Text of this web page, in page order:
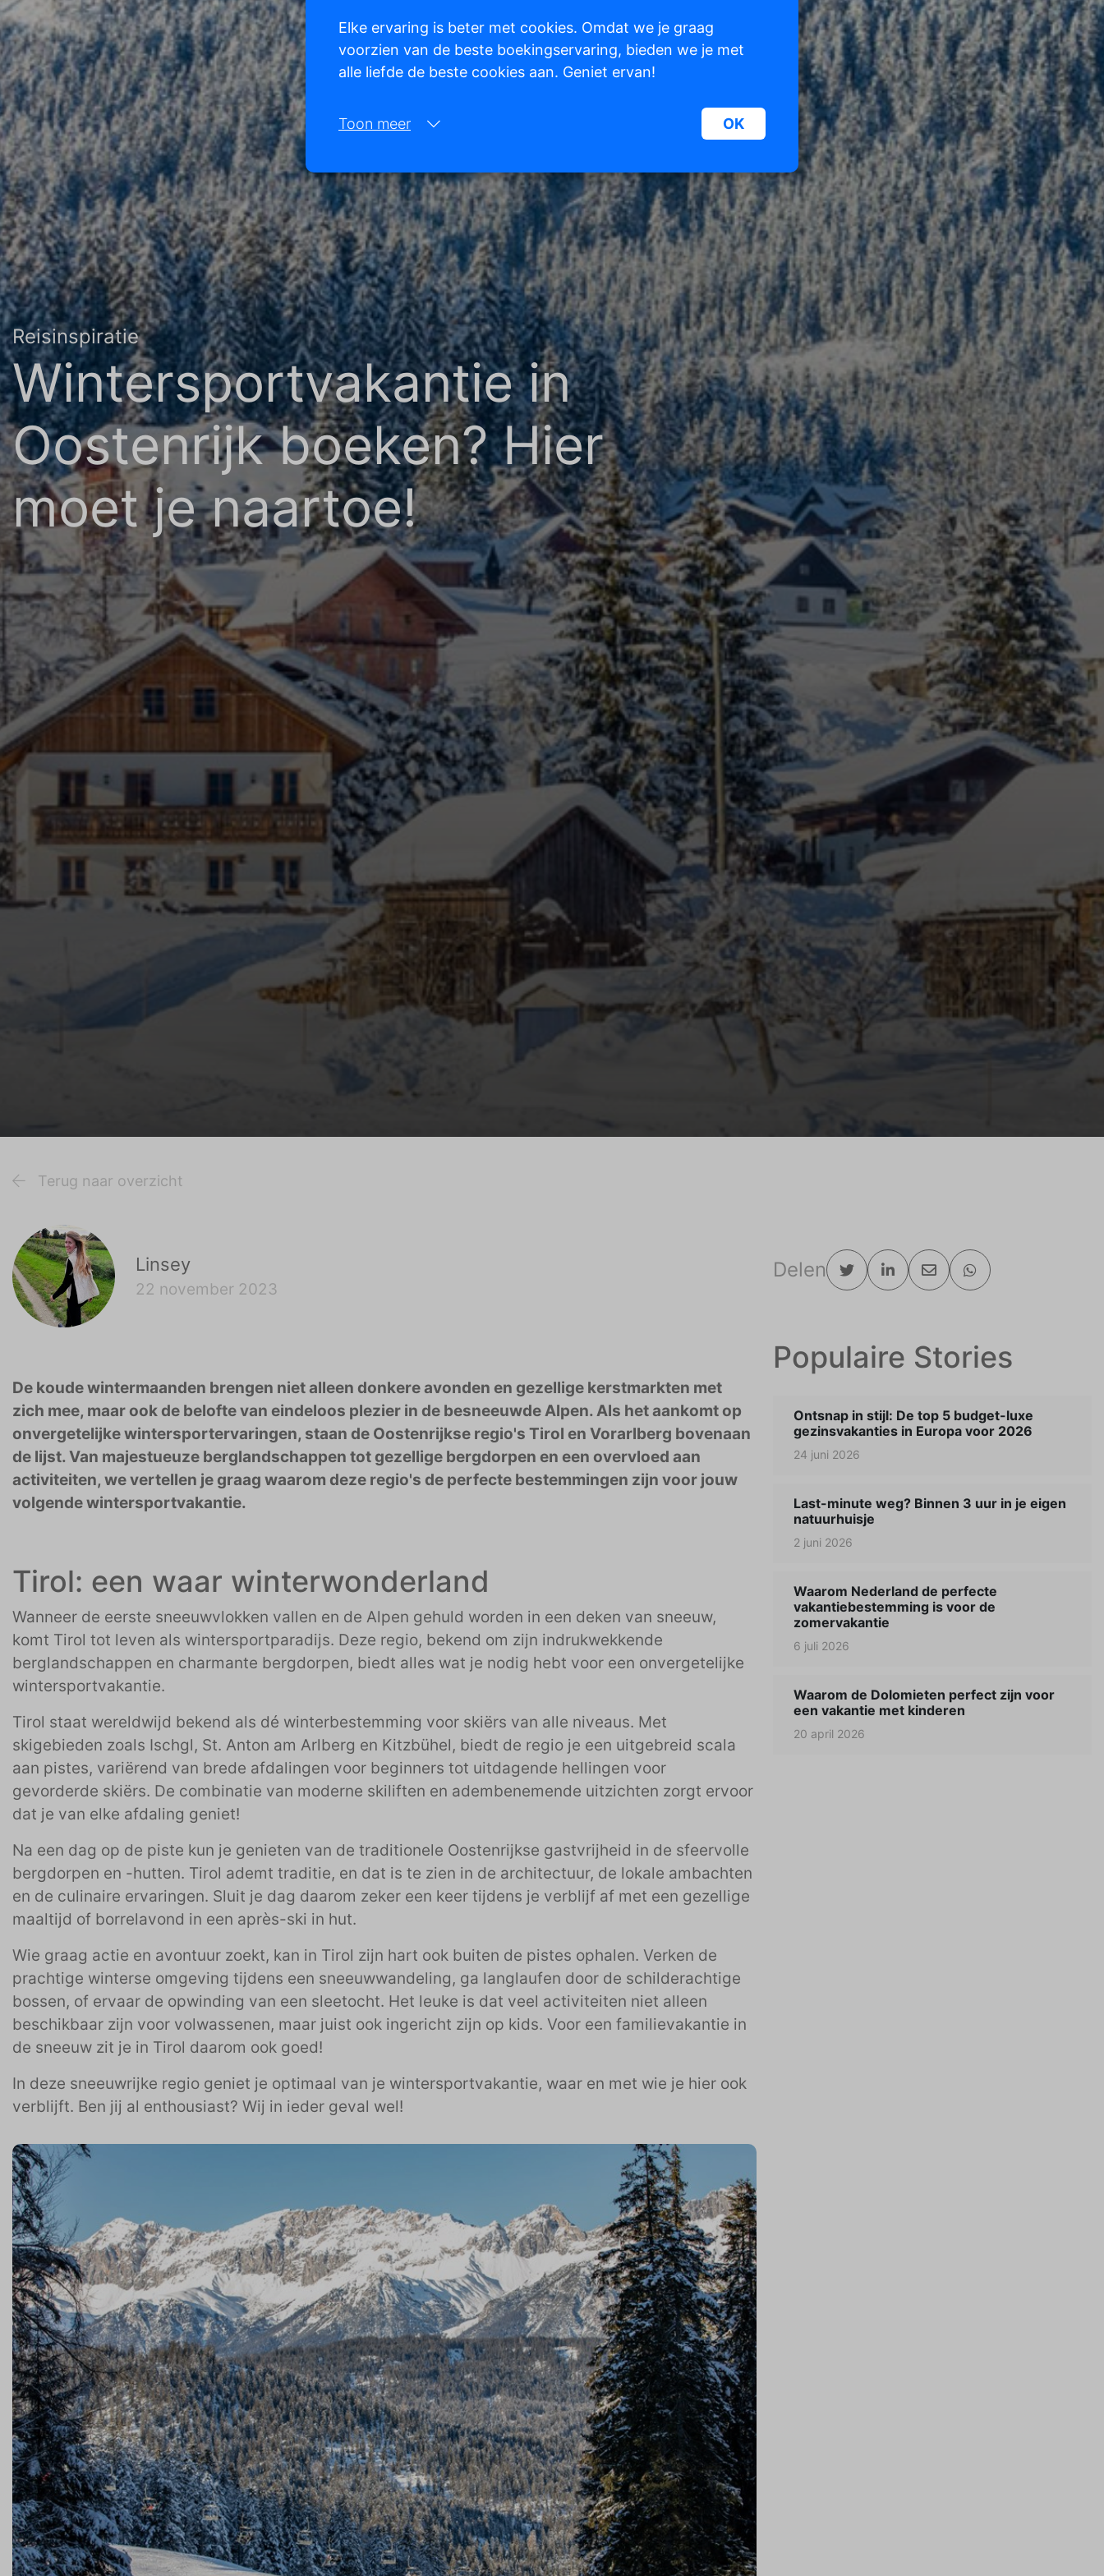
Reisinspiratie
Wintersportvakantie in
Oostenrijk boeken? Hier
moet je naartoe!
Terug naar overzicht
Linsey
22 november 2023
De koude wintermaanden brengen niet alleen donkere avonden en gezellige kerstmarkten met
zich mee, maar ook de belofte van eindeloos plezier in de besneeuwde Alpen. Als het aankomt op
onvergetelijke wintersportervaringen, staan de Oostenrijkse regio's Tirol en Vorarlberg bovenaan
de lijst. Van majestueuze berglandschappen tot gezellige bergdorpen en een overvloed aan
activiteiten, we vertellen je graag waarom deze regio's de perfecte bestemmingen zijn voor jouw
volgende wintersportvakantie.
Tirol: een waar winterwonderland
Wanneer de eerste sneeuwvlokken vallen en de Alpen gehuld worden in een deken van sneeuw,
komt Tirol tot leven als wintersportparadijs. Deze regio, bekend om zijn indrukwekkende
berglandschappen en charmante bergdorpen, biedt alles wat je nodig hebt voor een onvergetelijke
wintersportvakantie.
Tirol staat wereldwijd bekend als dé winterbestemming voor skiërs van alle niveaus. Met
skigebieden zoals Ischgl, St. Anton am Arlberg en Kitzbühel, biedt de regio je een uitgebreid scala
aan pistes, variërend van brede afdalingen voor beginners tot uitdagende hellingen voor
gevorderde skiërs. De combinatie van moderne skiliften en adembenemende uitzichten zorgt ervoor
dat je van elke afdaling geniet!
Na een dag op de piste kun je genieten van de traditionele Oostenrijkse gastvrijheid in de sfeervolle
bergdorpen en -hutten. Tirol ademt traditie, en dat is te zien in de architectuur, de lokale ambachten
en de culinaire ervaringen. Sluit je dag daarom zeker een keer tijdens je verblijf af met een gezellige
maaltijd of borrelavond in een après-ski in hut.
Wie graag actie en avontuur zoekt, kan in Tirol zijn hart ook buiten de pistes ophalen. Verken de
prachtige winterse omgeving tijdens een sneeuwwandeling, ga langlaufen door de schilderachtige
bossen, of ervaar de opwinding van een sleetocht. Het leuke is dat veel activiteiten niet alleen
beschikbaar zijn voor volwassenen, maar juist ook ingericht zijn op kids. Voor een familievakantie in
de sneeuw zit je in Tirol daarom ook goed!
In deze sneeuwrijke regio geniet je optimaal van je wintersportvakantie, waar en met wie je hier ook
verblijft. Ben jij al enthousiast? Wij in ieder geval wel!
Delen
Populaire Stories
Ontsnap in stijl: De top 5 budget-luxe
gezinsvakanties in Europa voor 2026
24 juni 2026
Last-minute weg? Binnen 3 uur in je eigen
natuurhuisje
2 juni 2026
Waarom Nederland de perfecte
vakantiebestemming is voor de
zomervakantie
6 juli 2026
Waarom de Dolomieten perfect zijn voor
een vakantie met kinderen
20 april 2026
Elke ervaring is beter met cookies. Omdat we je graag
voorzien van de beste boekingservaring, bieden we je met
alle liefde de beste cookies aan. Geniet ervan!
Toon meer OK
Noodzakelijk:
Noodzakelijke cookies helpen een website bruikbaarder te maken, door
basisfuncties als paginanavigatie en toegang tot beveiligde gedeelten van
de website mogelijk te maken. Zonder deze cookies kan de website niet
naar behoren werken.
Marketing:
Deze site gebruikt cookies en Google technologieën om het siteverkeer te
analyseren. Het doel van marketingcookies is advertenties weergeven die
zijn afgestemd op en relevant zijn voor de individuele gebruiker. Deze
advertenties worden zo waardevoller voor uitgevers en externe
adverteerders.